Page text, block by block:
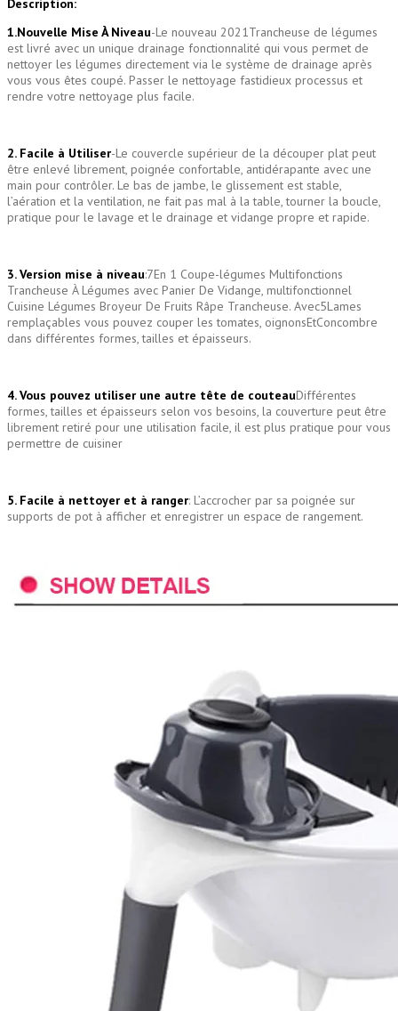
Description:
1.Nouvelle Mise À Niveau-Le nouveau 2021Trancheuse de légumes
est livré avec un unique drainage fonctionnalité qui vous permet de
nettoyer les légumes directement via le système de drainage après
vous vous êtes coupé. Passer le nettoyage fastidieux processus et
rendre votre nettoyage plus facile.
2. Facile à Utiliser-Le couvercle supérieur de la découper plat peut
être enlevé librement, poignée confortable, antidérapante avec une
main pour contrôler. Le bas de jambe, le glissement est stable,
l’aération et la ventilation, ne fait pas mal à la table, tourner la boucle,
pratique pour le lavage et le drainage et vidange propre et rapide.
3. Version mise à niveau:7En 1 Coupe-légumes Multifonctions
Trancheuse À Légumes avec Panier De Vidange, multifonctionnel
Cuisine Légumes Broyeur De Fruits Râpe Trancheuse. Avec5Lames
remplaçables vous pouvez couper les tomates, oignonsEtConcombre
dans différentes formes, tailles et épaisseurs.
4. Vous pouvez utiliser une autre tête de couteauDifférentes
formes, tailles et épaisseurs selon vos besoins, la couverture peut être
librement retiré pour une utilisation facile, il est plus pratique pour vous
permettre de cuisiner
5. Facile à nettoyer et à ranger: L’accrocher par sa poignée sur
supports de pot à afficher et enregistrer un espace de rangement.